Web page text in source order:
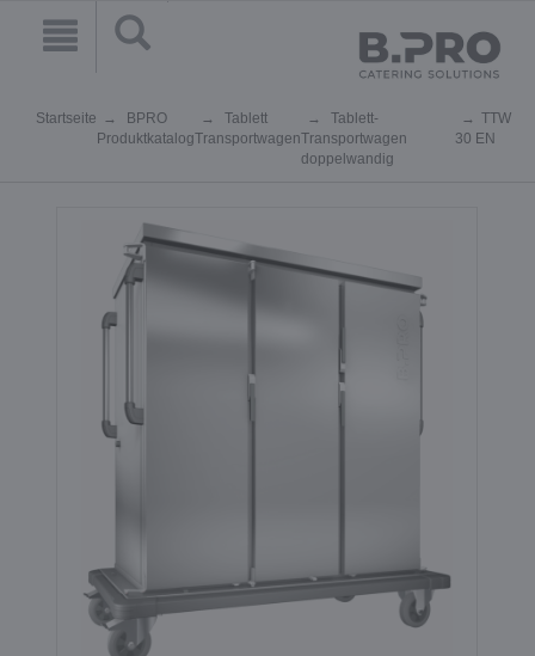
Startseite
BPRO
Produktkatalog
Tablett
Transportwagen
Tablett-
Transportwagen
doppelwandig
TTW
30 EN